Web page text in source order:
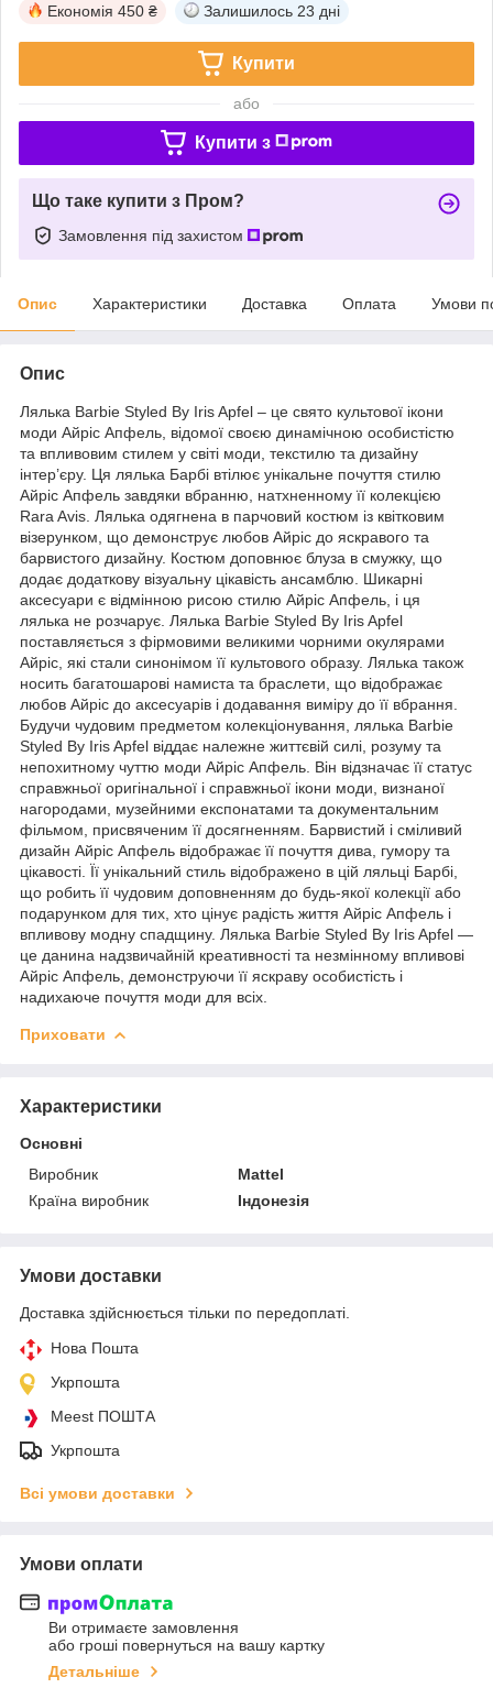
Економія 450 ₴ Залишилось 23 дні
Купити
або
Купити з
Що таке купити з Пром?
Замовлення під захистом
Опис Характеристики Доставка Оплата Умови
Опис
Лялька Barbie Styled By Iris Apfel – це свято культової ікони
моди Айріс Апфель, відомої своєю динамічною особистістю
та впливовим стилем у світі моди, текстилю та дизайну
інтер’єру. Ця лялька Барбі втілює унікальне почуття стилю
Айріс Апфель завдяки вбранню, натхненному її колекцією
Rara Avis. Лялька одягнена в парчовий костюм із квітковим
візерунком, що демонструє любов Айріс до яскравого та
барвистого дизайну. Костюм доповнює блуза в смужку, що
додає додаткову візуальну цікавість ансамблю. Шикарні
аксесуари є відмінною рисою стилю Айріс Апфель, і ця
лялька не розчарує. Лялька Barbie Styled By Iris Apfel
поставляється з фірмовими великими чорними окулярами
Айріс, які стали синонімом її культового образу. Лялька також
носить багатошарові намиста та браслети, що відображає
любов Айріс до аксесуарів і додавання виміру до її вбрання.
Будучи чудовим предметом колекціонування, лялька Barbie
Styled By Iris Apfel віддає належне життєвій силі, розуму та
непохитному чуттю моди Айріс Апфель. Він відзначає її статус
справжньої оригінальної і справжньої ікони моди, визнаної
нагородами, музейними експонатами та документальним
фільмом, присвяченим її досягненням. Барвистий і сміливий
дизайн Айріс Апфель відображає її почуття дива, гумору та
цікавості. Її унікальний стиль відображено в цій ляльці Барбі,
що робить її чудовим доповненням до будь-якої колекції або
подарунком для тих, хто цінує радість життя Айріс Апфель і
впливову модну спадщину. Лялька Barbie Styled By Iris Apfel —
це данина надзвичайній креативності та незмінному впливові
Айріс Апфель, демонструючи її яскраву особистість і
надихаюче почуття моди для всіх.
Приховати
Характеристики
Основні
Виробник
Mattel
Країна виробник
Індонезія
Умови доставки
Доставка здійснюється тільки по передоплаті.
Нова Пошта
Укрпошта
Meest ПОШТА
Укрпошта
Всі умови доставки
Умови оплати
Ви отримаєте замовлення
або гроші повернуться на вашу картку
Детальніше